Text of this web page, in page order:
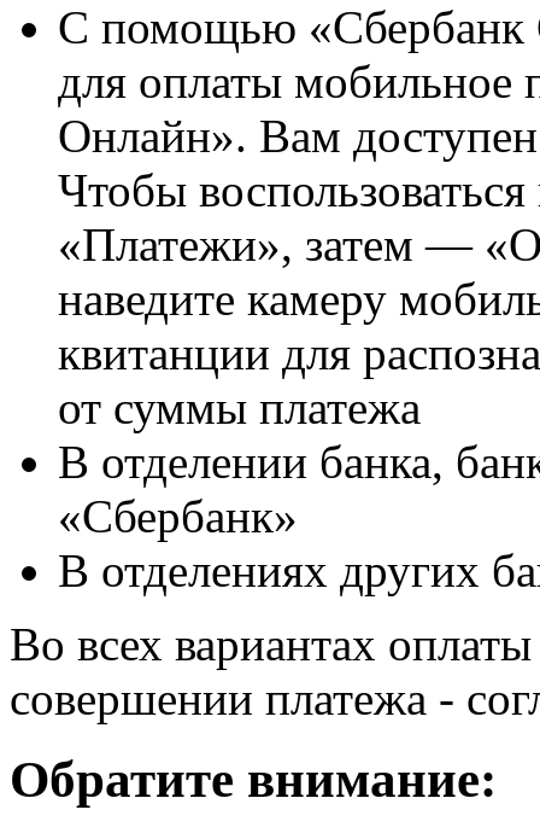
С помощью «Сбербанк
для оплаты мобильное
Онлайн». Вам
Чтобы
«Платежи», затем —
наведите камеру
квитанции для
от суммы платежа
В отделении банка,
«Сбербанк»
В отделениях других
Во всех вариантах
совершении платежа -
Обратите внимание: